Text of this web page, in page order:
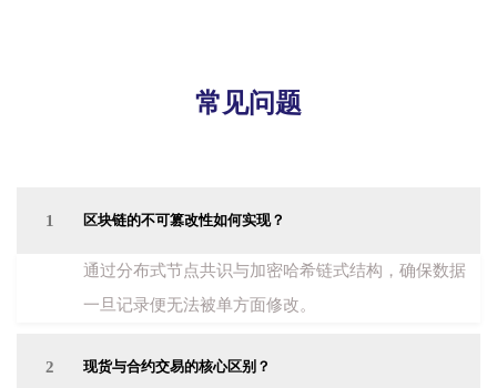
常见问题
1 区块链的不可篡改性如何实现？
通过分布式节点共识与加密哈希链式结构，确保数据
一旦记录便无法被单方面修改。
2 现货与合约交易的核心区别？